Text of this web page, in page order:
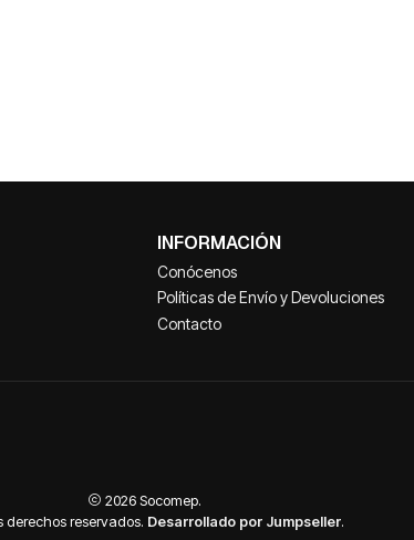
INFORMACIÓN
Conócenos
Políticas de Envío y Devoluciones
Contacto
2026 Socomep.
derechos reservados. Desarrollado por Jumpseller.